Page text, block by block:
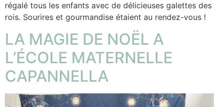
régalé tous les enfants avec de délicieuses galettes des
rois. Sourires et gourmandise étaient au rendez-vous !
LA MAGIE DE NOËL A
L’ÉCOLE MATERNELLE
CAPANNELLA